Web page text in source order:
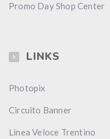
Promo Day Shop Center
LINKS
Photopix
Circuito Banner
Linea Veloce Trentino